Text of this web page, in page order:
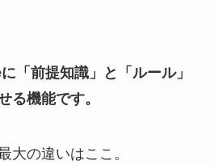
「前提知識」と「ルール」
る機能です。
大の違いはここ。